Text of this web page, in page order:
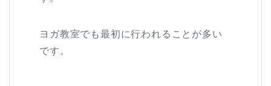
ヨガ教室でも最初に行われることが多い
です。